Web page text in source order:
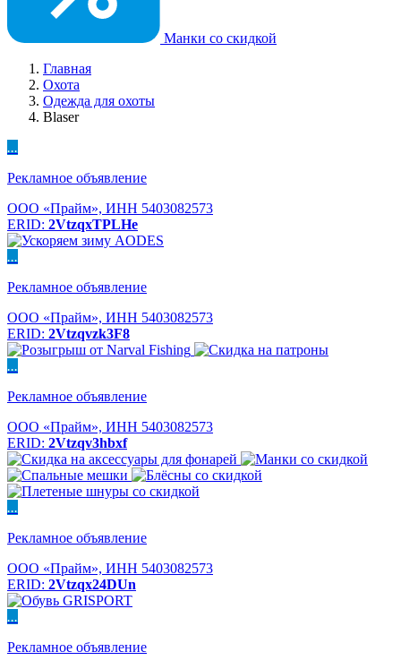
Манки со скидкой
Главная
Охота
Одежда для охоты
Blaser
...
Рекламное объявление
ООО «Прайм», ИНН 5403082573
ERID: 2VtzqxTPLHe
...
Рекламное объявление
ООО «Прайм», ИНН 5403082573
ERID: 2Vtzqvzk3F8
...
Рекламное объявление
ООО «Прайм», ИНН 5403082573
ERID: 2Vtzqv3hbxf
...
Рекламное объявление
ООО «Прайм», ИНН 5403082573
ERID: 2Vtzqx24DUn
...
Рекламное объявление